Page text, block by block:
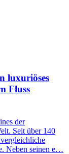
luxuriöses
Fluss
der
Seit über 140
Neben seinen e…